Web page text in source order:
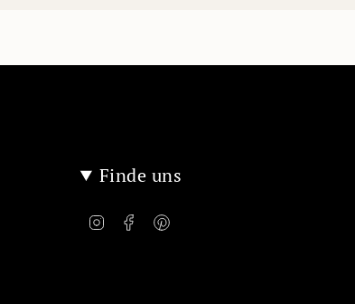
Finde uns
InstagramFacebookPinterest